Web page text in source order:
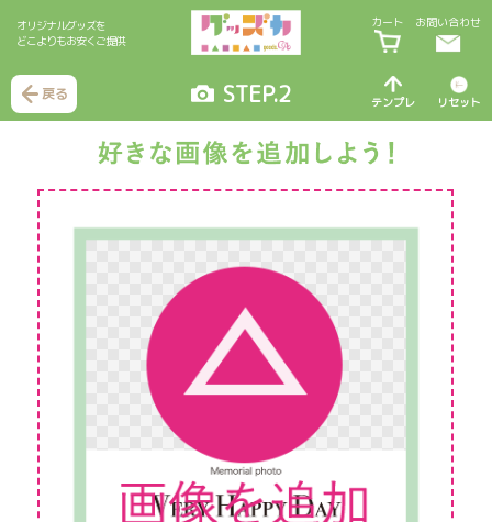
オリジナルグッズを
どこよりもお安くご提供
カート お問い合わせ
戻る STEP.2 テンプレ リセット